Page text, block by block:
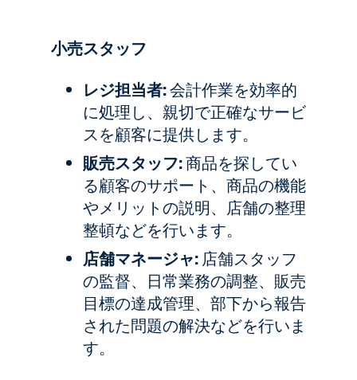
小売スタッフ
レジ担当者:会計作業を効率的
に処理し、親切で正確なサービ
スを顧客に提供します。
販売スタッフ:商品を探してい
る顧客のサポート、商品の機能
やメリットの説明、店舗の整理
整頓などを行います。
店舗マネージャ:店舗スタッフ
の監督、日常業務の調整、販売
目標の達成管理、部下から報告
された問題の解決などを行いま
す。